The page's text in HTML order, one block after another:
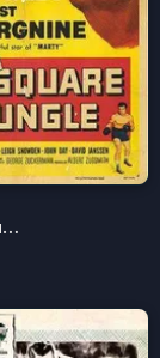
Квадратные джунгли